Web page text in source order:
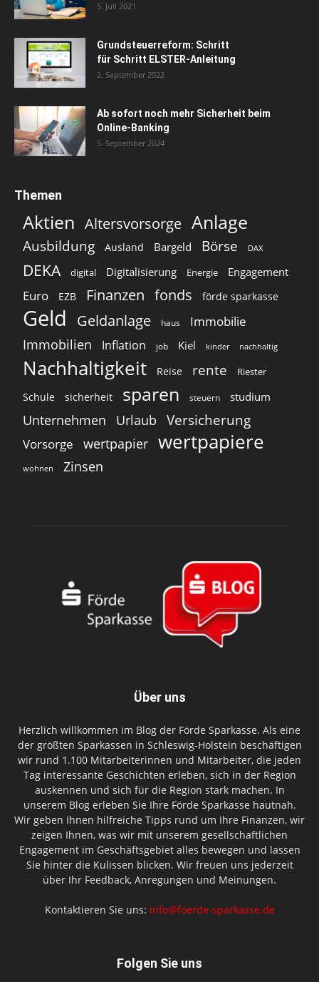
5. Juli 2021
Grundsteuerreform: Schritt
für Schritt ELSTER-Anleitung
2. September 2022
Ab sofort noch mehr Sicherheit beim
Online-Banking
5. September 2024
Themen
Aktien Altersvorsorge Anlage
Ausbildung Ausland Bargeld Börse DAX
DEKA digital Digitalisierung Energie Engagement
Euro EZB Finanzen fonds förde sparkasse
Geld Geldanlage haus Immobilie
Immobilien Inflation job Kiel kinder nachhaltig
Nachhaltigkeit Reise rente Riester
Schule sicherheit sparen steuern studium
Unternehmen Urlaub Versicherung
Vorsorge wertpapier wertpapiere
wohnen Zinsen
Über uns
Herzlich willkommen im Blog der Förde Sparkasse. Als eine
der größten Sparkassen in Schleswig-Holstein beschäftigen
wir rund 1.100 Mitarbeiterinnen und Mitarbeiter, die jeden
Tag interessante Geschichten erleben, sich in der Region
auskennen und sich für die Region stark machen. In
unserem Blog erleben Sie Ihre Förde Sparkasse hautnah.
Wir geben Ihnen hilfreiche Tipps rund um Ihre Finanzen, wir
zeigen Ihnen, was wir mit unserem gesellschaftlichen
Engagement im Geschäftsgebiet alles bewegen und lassen
Sie hinter die Kulissen blicken. Wir freuen uns jederzeit
über Ihr Feedback, Anregungen und Meinungen.
Kontaktieren Sie uns: info@foerde-sparkasse.de
Folgen Sie uns